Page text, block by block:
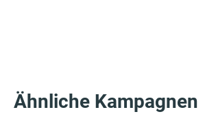
Ähnliche Kampagnen